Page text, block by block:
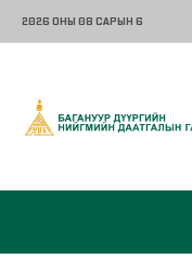
2026 ОНЫ 08 САРЫН 6